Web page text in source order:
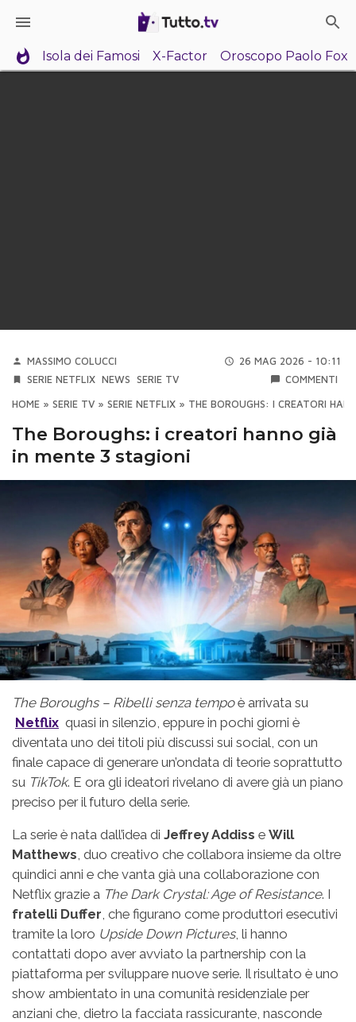
Isola dei Famosi X-Factor Oroscopo Paolo Fox
MASSIMO COLUCCI
26 MAG 2026 - 10:11
SERIE NETFLIX NEWS SERIE TV COMMENTI
HOME » SERIE TV » SERIE NETFLIX » THE BOROUGHS: I CREATORI
The Boroughs: i creatori hanno già
in mente 3 stagioni
The Boroughs – Ribelli senza tempoè arrivata su
Netflix quasi in silenzio, eppure in pochi giorni è
diventata uno dei titoli più discussi sui social, con un
finale capace di generare un’ondata di teorie soprattutto
su TikTok. E ora gli ideatori rivelano di avere già un piano
preciso per il futuro della serie.
La serie è nata dall’idea di Jeffrey Addiss e Will
Matthews, duo creativo che collabora insieme da oltre
quindici anni e che vanta già una collaborazione con
Netflix grazie a The Dark Crystal: Age of Resistance. I
fratelli Duffer, che figurano come produttori esecutivi
tramite la loro Upside Down Pictures, li hanno
contattati dopo aver avviato la partnership con la
piattaforma per sviluppare nuove serie. Il risultato è uno
show ambientato in una comunità residenziale per
anziani che, dietro la facciata rassicurante, nasconde